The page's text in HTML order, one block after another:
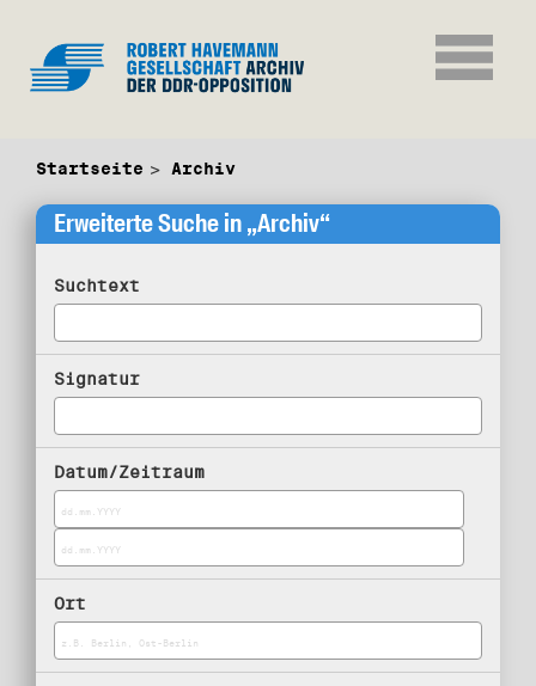
Startseite Archiv
Erweiterte Suche in „Archiv“
Suchtext
Signatur
Datum/Zeitraum
Ort